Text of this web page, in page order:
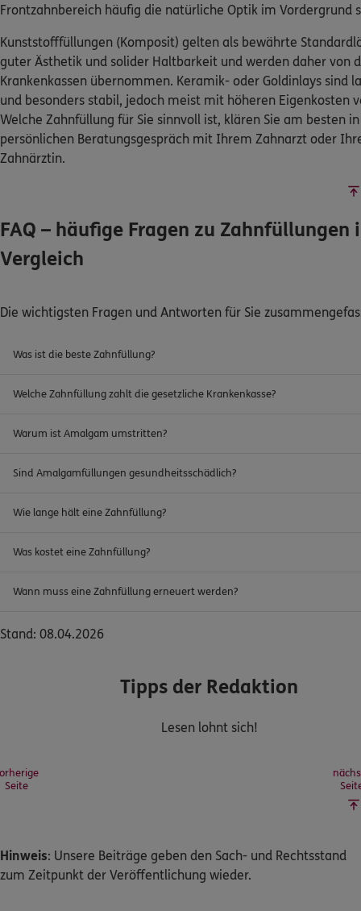
Frontzahnbereich häufig die natürliche Optik im Vordergrund
Kunststofffüllungen (Komposit) gelten als bewährte
guter Ästhetik und solider Haltbarkeit und werden daher von
Krankenkassen übernommen. Keramik- oder Goldinlays sind
und besonders stabil, jedoch meist mit höheren Eigenkosten
Welche Zahnfüllung für Sie sinnvoll ist, klären Sie am besten
persönlichen Beratungsgespräch mit Ihrem Zahnarzt oder
Zahnärztin.
FAQ – häufige Fragen zu Zahnfüllungen
Vergleich
Die wichtigsten Fragen und Antworten für Sie
Was ist die beste Zahnfüllung?
Welche Zahnfüllung zahlt die gesetzliche Krankenkasse?
Warum ist Amalgam umstritten?
Sind Amalgamfüllungen gesundheitsschädlich?
Wie lange hält eine Zahnfüllung?
Was kostet eine Zahnfüllung?
Wann muss eine Zahnfüllung erneuert werden?
Stand: 08.04.2026
Tipps der Redaktion
Lesen lohnt sich!
Seite
Hinweis: Unsere Beiträge geben den Sach- und Rechtsstand
zum Zeitpunkt der Veröffentlichung wieder.